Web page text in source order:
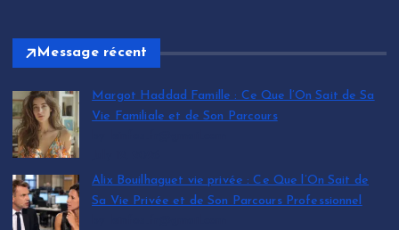
Message récent
Margot Haddad Famille : Ce Que l’On Sait de Sa
Vie Familiale et de Son Parcours
Alix Bouilhaguet vie privée : Ce Que l’On Sait de
Sa Vie Privée et de Son Parcours Professionnel